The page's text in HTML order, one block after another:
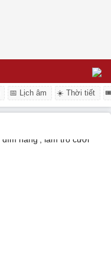
📅 Lịch âm ☀️ Thời tiết